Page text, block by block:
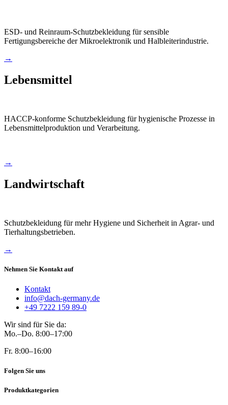
ESD- und Reinraum-Schutzbekleidung für sensible
Fertigungsbereiche der Mikroelektronik und Halbleiterindustrie.
→
Lebensmittel
HACCP-konforme Schutzbekleidung für hygienische Prozesse in
Lebensmittelproduktion und Verarbeitung.
→
Landwirtschaft
Schutzbekleidung für mehr Hygiene und Sicherheit in Agrar- und
Tierhaltungsbetrieben.
→
Nehmen Sie Kontakt auf
Kontakt
info@dach-germany.de
+49 7222 159 89-0
Wir sind für Sie da:
Mo.–Do. 8:00–17:00
Fr. 8:00–16:00
Folgen Sie uns
Produktkategorien